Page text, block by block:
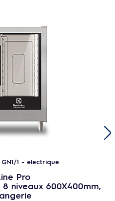
1 - electrique
Pro
niveaux 600X400mm,